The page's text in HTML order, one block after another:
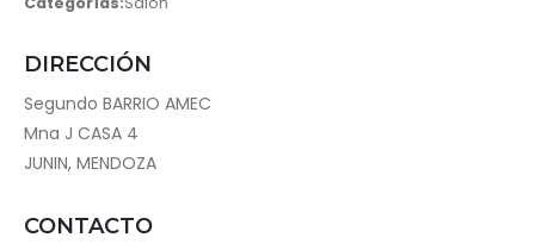
DIRECCIÓN
Segundo BARRIO AMEC
Mna J CASA 4
JUNIN, MENDOZA
CONTACTO